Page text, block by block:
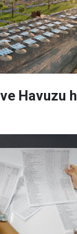
Havuzu